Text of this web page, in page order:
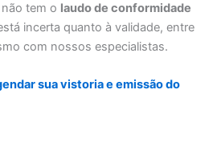
tem o laudo de conformidade
incerta quanto à validade, entre
com nossos especialistas.
sua vistoria e emissão do